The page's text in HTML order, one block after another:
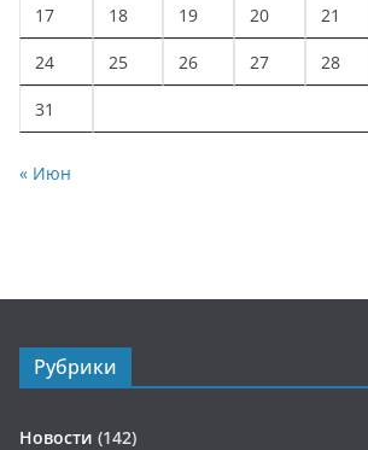
17 18 19 20 21
24 25 26 27 28
31
« Июн
Рубрики
Новости (142)